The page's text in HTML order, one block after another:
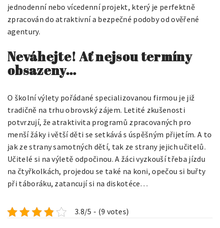
jednodenní nebo vícedenní projekt, který je perfektně
zpracován do atraktivní a bezpečné podoby od ověřené
agentury.
Neváhejte! Ať nejsou termíny
obsazeny…
O školní výletypořádané specializovanou firmou je již
tradičně na trhu obrovský zájem. Letité zkušenosti
potvrzují, že atraktivita programů zpracovaných pro
menší žáky i větší děti se setkává s úspěšným přijetím. A to
jak ze strany samotných dětí, tak ze strany jejich učitelů.
Učitelé si na výletě odpočinou. A žáci vyzkouší třeba jízdu
na čtyřkolkách, projedou se také na koni, opečou si buřty
při táboráku, zatancují si na diskotéce…
3.8/5 - (9 votes)